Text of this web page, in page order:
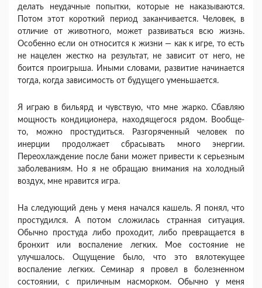
делать неудачные попытки, которые не наказываются.
Потом этот короткий период закан­чивается. Человек, в
отличие от животного, может развиваться всю жизнь.
Особенно если он отно­сится к жизни — как к игре, то есть
не нацелен жестко на результат, не зависит от него, не
боится проигрыша. Иными словами, развитие начинается
тогда, когда зависимость от будущего уменьша­ется.
Я играю в бильярд и чувствую, что мне жарко. Сбавляю
мощность кондиционера, находящегося рядом. Вообще-
то, можно простудиться. Разгоря­ченный человек по
инерции продолжает сбрасы­вать много энергии.
Переохлаждение после бани может привести к серьезным
заболеваниям. Но я не обращаю внимания на холодный
воздух, мне нравится игра.
На следующий день у меня начался кашель. Я понял, что
простудился. А потом сложилась странная ситуация.
Обычно простуда либо прохо­дит, либо превращается в
бронхит или воспаление легких. Мое состояние не
улучшалось. Ощущение было, что это вялотекущее
воспаление легких. Се­минар я провел в болезненном
состоянии, с при­личным насморком. Обычно у меня